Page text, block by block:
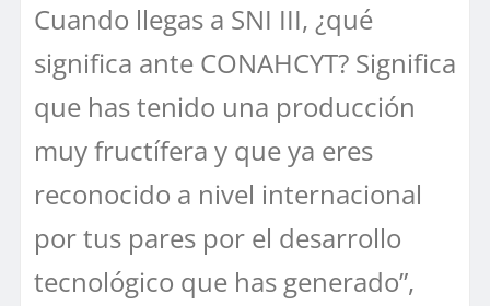
Cuando llegas a SNI III, ¿qué
significa ante CONAHCYT? Significa
que has tenido una producción
muy fructífera y que ya eres
reconocido a nivel internacional
por tus pares por el desarrollo
tecnológico que has generado”,